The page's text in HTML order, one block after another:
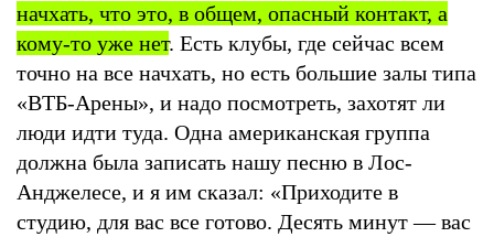
начхать, что это, в общем, опасный контакт, а
кому-то уже нет. Есть клубы, где сейчас всем
точно на все начхать, но есть большие залы типа
«ВТБ-Арены», и надо посмотреть, захотят ли
люди идти туда. Одна американская группа
должна была записать нашу песню в Лос-
Анджелесе, и я им сказал: «Приходите в
студию, для вас все готово. Десять минут — вас